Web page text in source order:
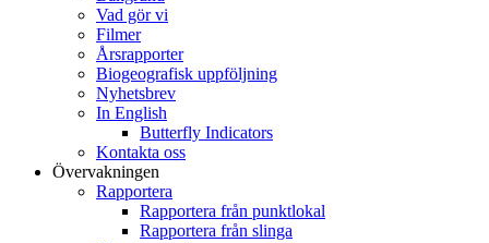
Vad gör vi
Filmer
Årsrapporter
Biogeografisk uppföljning
Nyhetsbrev
In English
Butterfly Indicators
Kontakta oss
Övervakningen
Rapportera
Rapportera från punktlokal
Rapportera från slinga